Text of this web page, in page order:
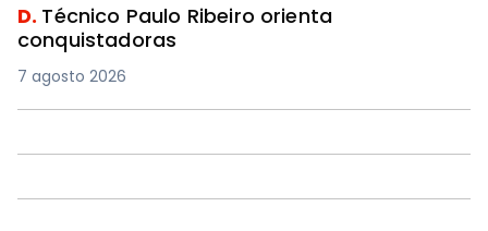
D. Técnico Paulo Ribeiro orienta
conquistadoras
7 agosto 2026